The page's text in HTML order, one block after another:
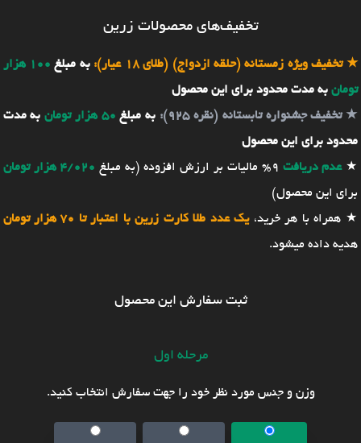
تخفیف‌های محصولات زرین
★تخفیف ویژه زمستانه (حلقه ازدواج) (طلای 18 عیار): به مبلغ
100 هزار
تومان به مدت محدود برای این محصول
★تخفیف جشنواره تابستانه (نقره 925): به مبلغ 50 هزار تومان
به مدت
محدود برای این محصول
★عدم دریافت 9% مالیات بر ارزش افزوده (به مبلغ
4/020 هزار تومان
برای این محصول)
★ همراه با هر خرید،یک عدد طلا کارت زرین با اعتبار تا 70 هزار تومان
هدیه داده میشود.
ثبت سفارش این محصول
مرحله اول
وزن و جنس مورد نظر خود را جهت سفارش انتخاب کنید.